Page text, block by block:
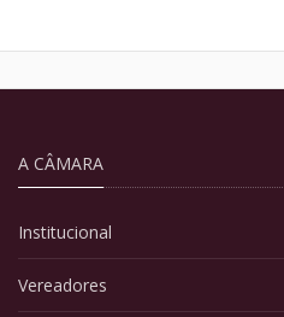
A CÂMARA
Institucional
Vereadores